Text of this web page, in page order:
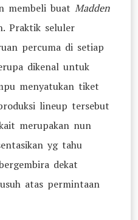
membeli buat Madden
Praktik seluler
percuma di setiap
dikenal untuk
menyatukan tiket
lineup tersebut
merupakan nun
yg tahu
dekat
atas permintaan